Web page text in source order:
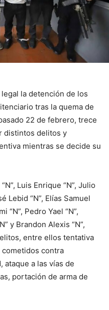
la detención de los
tras la quema de
22 de febrero, trece
distintos delitos y
mientras se decide su
Luis Enrique “N”, Julio
Lebid “N”, Elías Samuel
“N”, Pedro Yael “N”,
y Brandon Alexis “N”,
entre ellos tentativa
contra
ataque a las vías de
portación de arma de